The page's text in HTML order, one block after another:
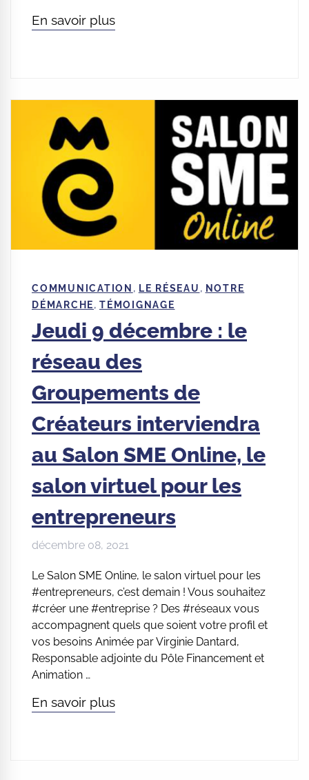
En savoir plus
COMMUNICATION , LE RÉSEAU , NOTRE
DÉMARCHE, TÉMOIGNAGE
Jeudi 9 décembre : le
réseau des
Groupements de
Créateurs interviendra
au Salon SME Online, le
salon virtuel pour les
entrepreneurs
décembre 08, 2021
Le Salon SME Online, le salon virtuel pour les
#entrepreneurs, c’est demain ! Vous souhaitez
#créer une #entreprise ? Des #réseaux vous
accompagnent quels que soient votre profil et
vos besoins Animée par Virginie Dantard,
Responsable adjointe du Pôle Financement et
Animation …
En savoir plus